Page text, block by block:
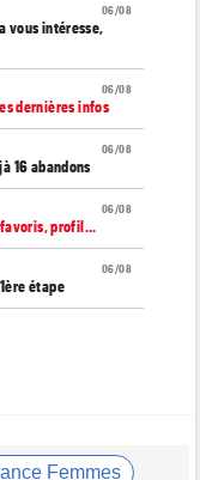
06/08
vous intéresse,
06/08
dernières infos
06/08
16 abandons
06/08
favoris, profil…
06/08
étape
06/08
Femmes